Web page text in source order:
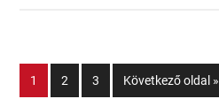
1 2 3 Következő oldal »